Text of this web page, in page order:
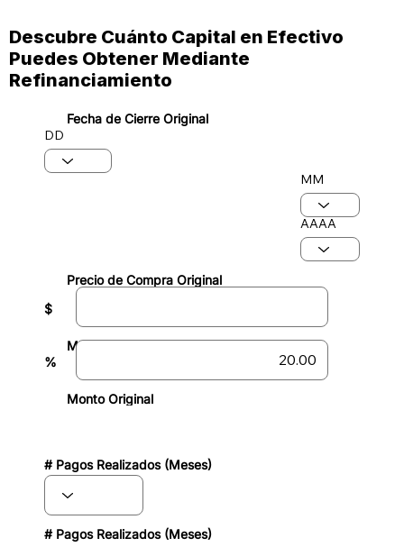
​Descubre Cuánto Capital en Efectivo
Puedes Obtener Mediante
Refinanciamiento
Fecha de Cierre Original
MM
DD
AAAA
Precio de Compra Original
$
Monto Original
%
Monto Original
# Pagos Realizados (Meses)
# Pagos Realizados (Meses)